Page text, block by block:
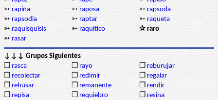
➳ rapiña ➳ raposa ➳ rapsoda
➳ rapsodia ➳ raptar ➳ raqueta
➳ raquisquisis ➳ raquítico
✰ raro
➳ rasar
↓↓↓ Grupos Siguientes
❒ rasca ❒ rayo ❒ reburujar
❒ recolectar ❒ redimir ❒ regalar
❒ rehusar ❒ remanente ❒ rendir
❒ repisa ❒ requiebro ❒ resina